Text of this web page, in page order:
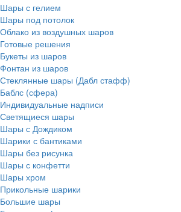
Шары с гелием
Шары под потолок
Облако из воздушных шаров
Готовые решения
Букеты из шаров
Фонтан из шаров
Стеклянные шары (Дабл стафф)
Баблс (сфера)
Индивидуальные надписи
Светящиеся шары
Шары с Дождиком
Шарики с бантиками
Шары без рисунка
Шары с конфетти
Шары хром
Прикольные шарики
Большие шары